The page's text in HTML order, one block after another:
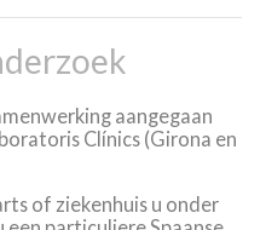
aangegaan
Clínics (Girona en
of ziekenhuis u onder